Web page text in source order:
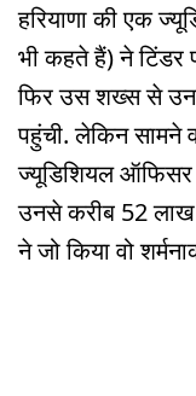
हरियाणा की एक
भी कहते हैं) ने टिंडर
फिर उस शख्स से
पहुंची. लेकिन सामने
ज्यूडिशियल ऑफिसर
उनसे करीब 52 लाख
ने जो किया वो